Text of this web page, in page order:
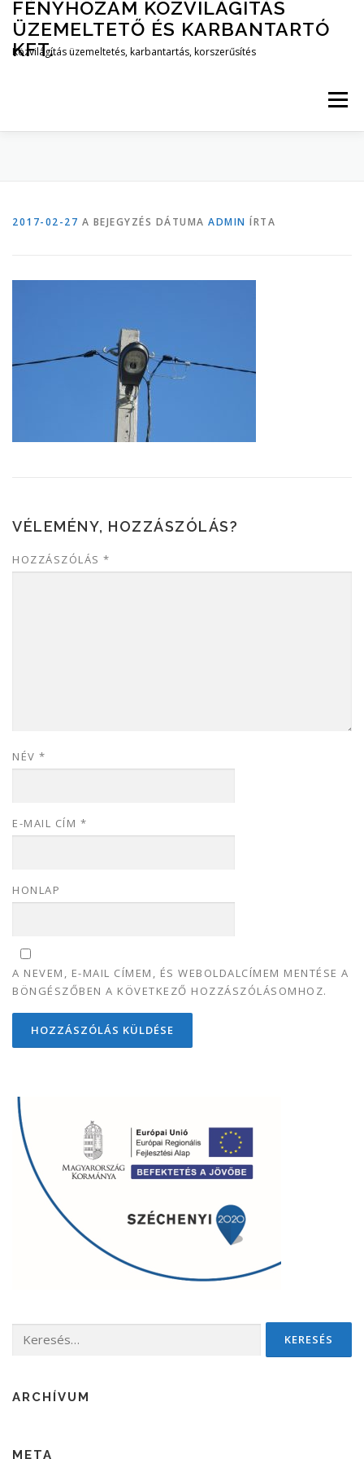
Tovább
tartalomhoz
FÉNYHOZAM KÖZVILÁGITÁS
ÜZEMELTETŐ ÉS KARBANTARTÓ
KFT.
Közvilágítás üzemeltetés, karbantartás, korszerűsítés
Menü
SZOLGÁLTATÁSAINK KÉPGALÉRIA
PARTNEREINK ELÉRHETŐSÉGEINK
2017-02-27 A BEJEGYZÉS DÁTUMA ADMIN ÍRTA
VÉLEMÉNY, HOZZÁSZÓLÁS?
HOZZÁSZÓLÁS *
NÉV *
E-MAIL CÍM *
HONLAP
A NEVEM, E-MAIL CÍMEM, ÉS WEBOLDALCÍMEM MENTÉSE A
BÖNGÉSZŐBEN A KÖVETKEZŐ HOZZÁSZÓLÁSOMHOZ.
ARCHÍVUM
META